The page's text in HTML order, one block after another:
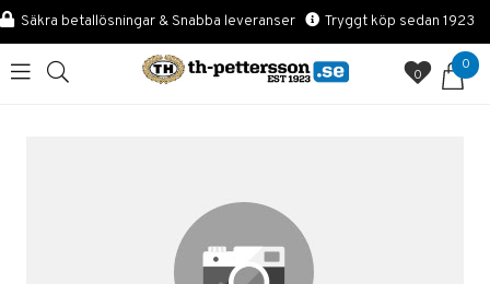
Säkra betallösningar & Snabba leveranser Tryggt köp sedan 1923
0
0